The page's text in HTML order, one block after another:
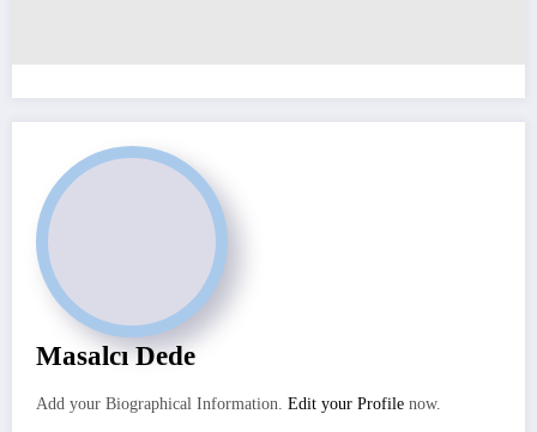
Masalcı Dede
Add your Biographical Information. Edit your Profile now.